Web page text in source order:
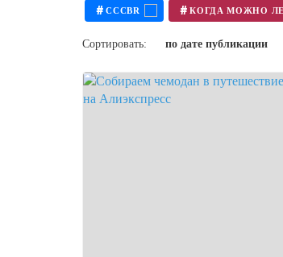
# CCCBR #
Сортировать: по дате публикации